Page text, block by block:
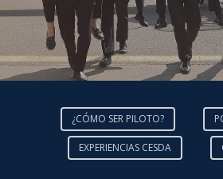
¿CÓMO SER PILOTO?
EXPERIENCIAS CESDA